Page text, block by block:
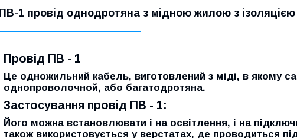
ПВ-1 провід однодротяна з мідною жилою з ізоляцією
Провід ПВ - 1
Це одножильний кабель, виготовлений з міді, в якому
однопроволочной, або багатодротяна.
Застосування провід ПВ - 1:
Його можна встановлювати і на освітлення, і на
також використовується у верстатах, де проводиться